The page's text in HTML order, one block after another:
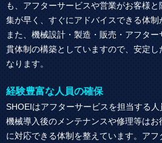
も、アフターサービスや営業がお客様
集が早く、すぐにアドバイスできる体制
また、機械設計・製造・販売・アフタ
貫体制の構築としていますので、安定
なります。
経験豊富な人員の確保
SHOEIはアフターサービスを担当する人
機械導入後のメンテナンスや修理等は
に対応できる体制を整えています。ア